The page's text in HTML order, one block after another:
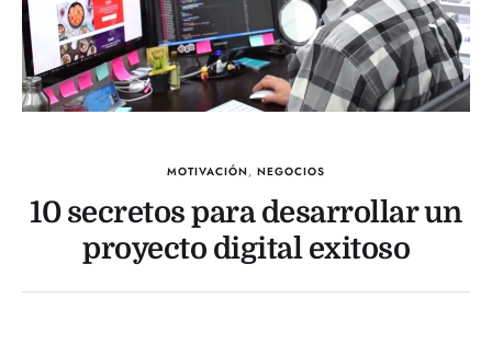
MOTIVACIÓN, NEGOCIOS
10 secretos para desarrollar un
proyecto digital exitoso